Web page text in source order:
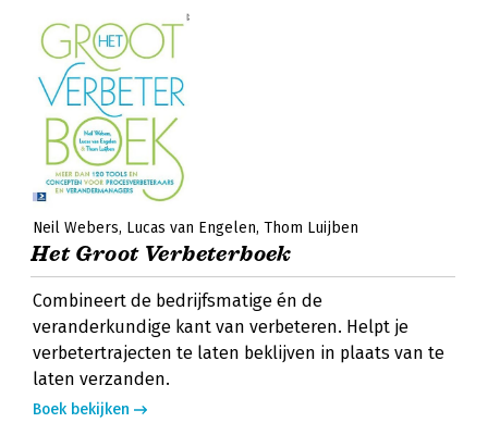
Neil Webers Lucas van Engelen Thom Luijben
Het Groot Verbeterboek
Combineert de bedrijfsmatige én de
veranderkundige kant van verbeteren. Helpt je
verbetertrajecten te laten beklijven in plaats van te
laten verzanden.
Boek bekijken